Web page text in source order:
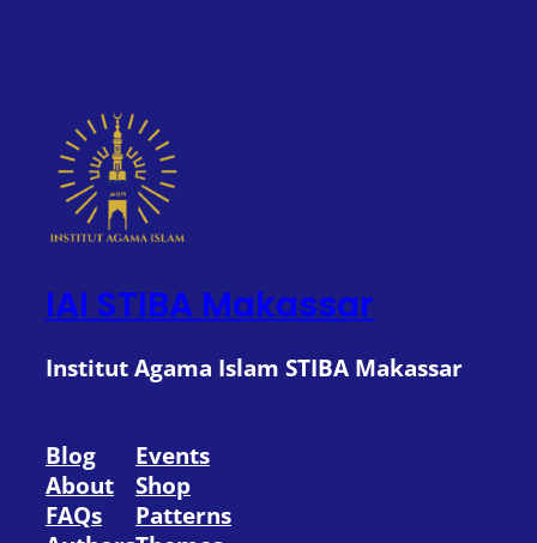
IAI STIBA Makassar
Institut Agama Islam STIBA Makassar
Blog
About
FAQs
Events
Shop
Patterns